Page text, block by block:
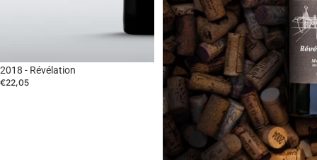
2018 - Révélation
€22,05